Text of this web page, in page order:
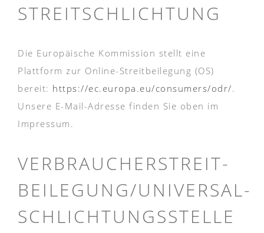
STREITSCHLICHTUNG
Die Europäische Kommission stellt eine
Plattform zur Online-Streitbeilegung (OS)
bereit: https://ec.europa.eu/consumers/odr/.
Unsere E-Mail-Adresse finden Sie oben im
Impressum.
VERBRAUCHER­STREIT­
BEILEGUNG/UNIVERSAL­
SCHLICHTUNGS­STELLE